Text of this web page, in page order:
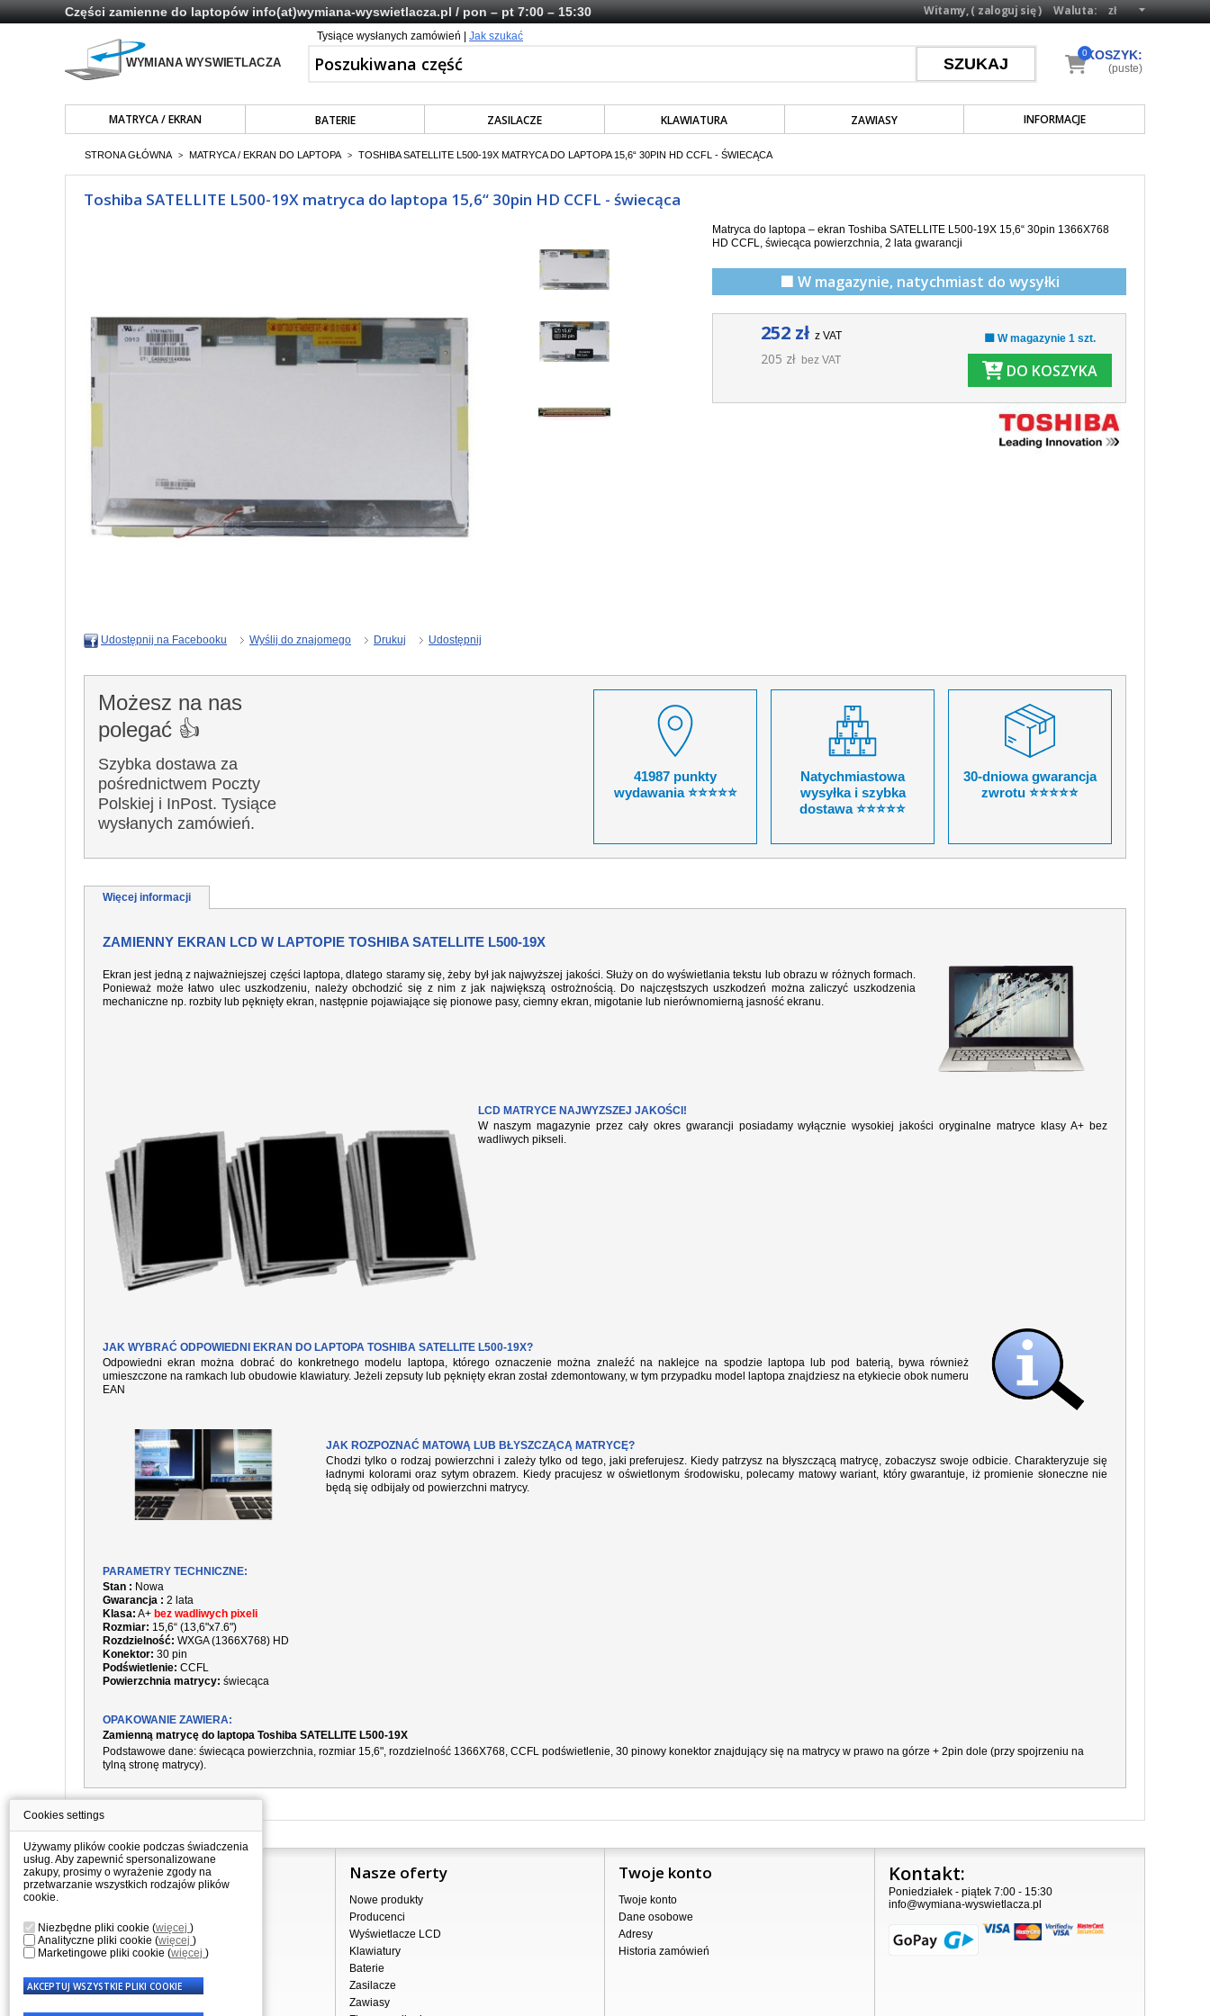
Części zamienne do laptopówinfo(at)wymiana-wyswietlacza.pl/ pon – pt 7:00 – 15:30 Waluta:
Witamy, (zaloguj się)
Tysiące wysłanych zamówień | Jak szukać
MATRYCA / EKRAN BATERIE ZASILACZE KLAWIATURA ZAWIASY INFORMACJE
KOSZYK:
0
(puste)
STRONA GŁÓWNA > MATRYCA / EKRAN DO LAPTOPA > TOSHIBA SATELLITE L500-19X MATRYCA DO LAPTOPA 15,6“ 30PIN HD CCFL - ŚWIECĄCA
Toshiba SATELLITE L500-19X matryca do laptopa 15,6“ 30pin HD CCFL - świecąca
Matryca do laptopa – ekran Toshiba SATELLITE L500-19X 15,6“ 30pin 1366X768
HD CCFL, świecąca powierzchnia, 2 lata gwarancji
🟩 W magazynie, natychmiast do wysyłki
252 zł z VAT
205 zł bez VAT
🟩 W magazynie 1 szt.
DO KOSZYKA
Udostępnij na Facebooku Wyślij do znajomego Drukuj Udostępnij
Możesz na nas
polegać 👍
Szybka dostawa za
pośrednictwem Poczty
Polskiej i InPost. Tysiące
wysłanych zamówień.
41987 punkty
wydawania ⭐⭐⭐⭐⭐
Natychmiastowa
wysyłka i szybka
dostawa ⭐⭐⭐⭐⭐
30-dniowa gwarancja
zwrotu ⭐⭐⭐⭐⭐
Więcej informacji
ZAMIENNY EKRAN LCD W LAPTOPIE TOSHIBA SATELLITE L500-19X
Ekran jest jedną z najważniejszej części laptopa, dlatego staramy się, żeby był jak najwyższej jakości. Służy on do wyświetlania tekstu lub obrazu w różnych formach.
Ponieważ może łatwo ulec uszkodzeniu, należy obchodzić się z nim z jak największą ostrożnością. Do najczęstszych uszkodzeń można zaliczyć uszkodzenia
mechaniczne np. rozbity lub pęknięty ekran, następnie pojawiające się pionowe pasy, ciemny ekran, migotanie lub nierównomierną jasność ekranu.
LCD MATRYCE NAJWYZSZEJ JAKOŚCI!
W naszym magazynie przez cały okres gwarancji posiadamy wyłącznie wysokiej jakości oryginalne matryce klasy A+ bez
wadliwych pikseli.
JAK WYBRAĆ ODPOWIEDNI EKRAN DO LAPTOPA TOSHIBA SATELLITE L500-19X?
Odpowiedni ekran można dobrać do konkretnego modelu laptopa, którego oznaczenie można znaleźć na naklejce na spodzie laptopa lub pod baterią, bywa również
umieszczone na ramkach lub obudowie klawiatury. Jeżeli zepsuty lub pęknięty ekran został zdemontowany, w tym przypadku model laptopa znajdziesz na etykiecie obok numeru
EAN
JAK ROZPOZNAĆ MATOWĄ LUB BŁYSZCZĄCĄ MATRYCĘ?
Chodzi tylko o rodzaj powierzchni i zależy tylko od tego, jaki preferujesz. Kiedy patrzysz na błyszczącą matrycę, zobaczysz swoje odbicie. Charakteryzuje się
ładnymi kolorami oraz sytym obrazem. Kiedy pracujesz w oświetlonym środowisku, polecamy matowy wariant, który gwarantuje, iż promienie słoneczne nie
będą się odbijały od powierzchni matrycy.
PARAMETRY TECHNICZNE:
Stan : Nowa
Gwarancja : 2 lata
Klasa: A+ bez wadliwych pixeli
Rozmiar: 15,6“ (13,6"x7.6")
Rozdzielność: WXGA (1366X768) HD
Konektor: 30 pin
Podświetlenie: CCFL
Powierzchnia matrycy: świecąca
OPAKOWANIE ZAWIERA:
Zamienną matrycę do laptopa Toshiba SATELLITE L500-19X
Podstawowe dane: świecąca powierzchnia, rozmiar 15,6", rozdzielność 1366X768, CCFL podświetlenie, 30 pinowy konektor znajdujący się na matrycy w prawo na górze + 2pin dole (przy spojrzeniu na
tylną stronę matrycy).
Informacje
Sprzedaż hurtowa
Nota prawna
Przetwarzanie danych osobowych
Nasze oferty
Nowe produkty
Producenci
Wyświetlacze LCD
Klawiatury
Baterie
Zasilacze
Zawiasy
Twoje konto
Twoje konto
Dane osobowe
Adresy
Historia zamówień
Kontakt:
Poniedziałek - piątek 7:00 - 15:30
info@wymiana-wyswietlacza.pl
Cookies settings
Używamy plików cookie podczas świadczenia
usług. Aby zapewnić spersonalizowane
zakupy, prosimy o wyrażenie zgody na
przetwarzanie wszystkich rodzajów plików
cookie.
Niezbędne pliki cookie (więcej )
Analityczne pliki cookie (więcej )
Marketingowe pliki cookie (więcej )